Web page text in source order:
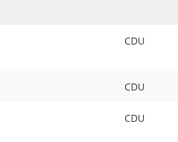
CDU
CDU
CDU